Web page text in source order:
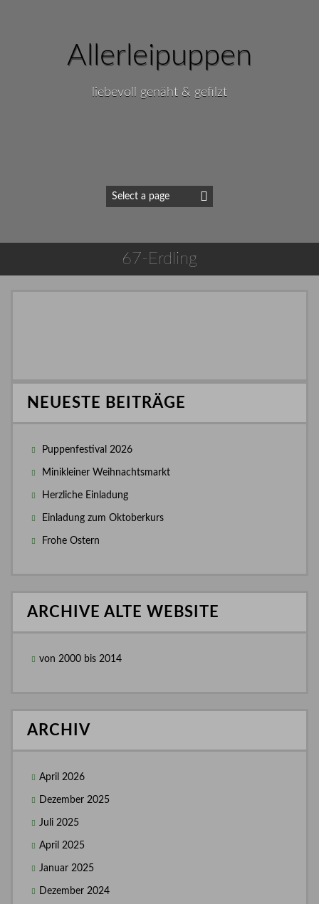
Allerleipuppen
liebevoll genäht & gefilzt
67-Erdling
NEUESTE BEITRÄGE
Puppenfestival 2026
Minikleiner Weihnachtsmarkt
Herzliche Einladung
Einladung zum Oktoberkurs
Frohe Ostern
ARCHIVE ALTE WEBSITE
von 2000 bis 2014
ARCHIV
April 2026
Dezember 2025
Juli 2025
April 2025
Januar 2025
Dezember 2024